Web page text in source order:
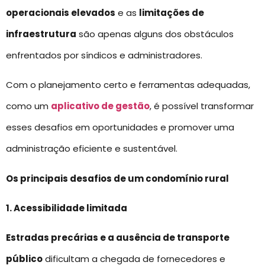
operacionais elevados e as limitações de
infraestrutura são apenas alguns dos obstáculos
enfrentados por síndicos e administradores.
Com o planejamento certo e ferramentas adequadas,
como um aplicativo de gestão, é possível transformar
esses desafios em oportunidades e promover uma
administração eficiente e sustentável.
Os principais desafios de um condomínio rural
1. Acessibilidade limitada
Estradas precárias e a ausência de transporte
públicodificultam a chegada de fornecedores e